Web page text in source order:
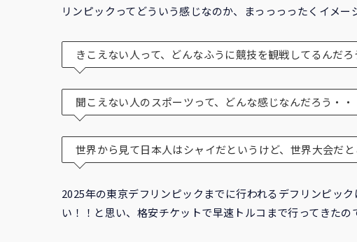
リンピックってどういう感じなのか、まっっっったくイメー
きこえない人って、どんなふうに競技を観戦してるんだろ
聞こえない人のスポーツって、どんな感じなんだろう・・
世界から見て日本人はシャイだというけど、世界大会だ
2025年の東京デフリンピックまでに行われるデフリンピッ
い！！と思い、格安チケットで早速トルコまで行ってきたの